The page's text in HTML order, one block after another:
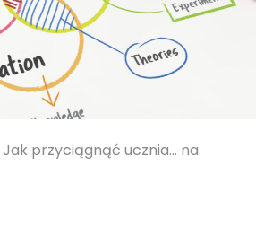
Jak przyciągnąć ucznia… na